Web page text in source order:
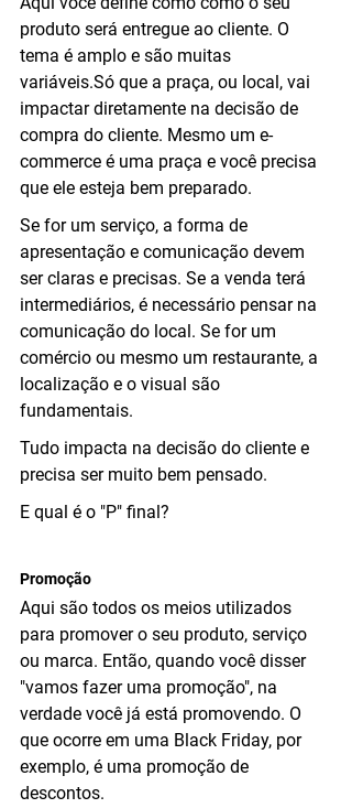
produto será entregue ao cliente. O
tema é amplo e são muitas
variáveis.Só que a praça, ou local, vai
impactar diretamente na decisão de
compra do cliente. Mesmo um e-
commerce é uma praça e você precisa
que ele esteja bem preparado.
Se for um serviço, a forma de
apresentação e comunicação devem
ser claras e precisas. Se a venda terá
intermediários, é necessário pensar na
comunicação do local. Se for um
comércio ou mesmo um restaurante, a
localização e o visual são
fundamentais.
Tudo impacta na decisão do cliente e
precisa ser muito bem pensado.
E qual é o "P" final?
Promoção
Aqui são todos os meios utilizados
para promover o seu produto, serviço
ou marca. Então, quando você disser
"vamos fazer uma promoção", na
verdade você já está promovendo. O
que ocorre em uma Black Friday, por
exemplo, é uma promoção de
descontos.